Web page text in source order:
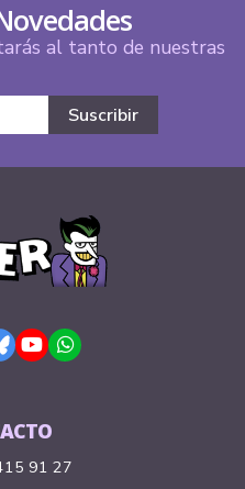
al tanto de nuestras
91 27